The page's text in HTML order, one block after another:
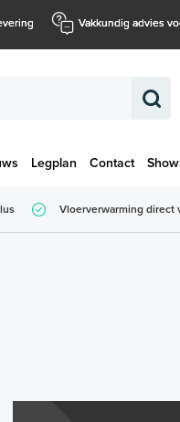
Vakkundig advies
Legplan Contact
Vloerverwarming direct